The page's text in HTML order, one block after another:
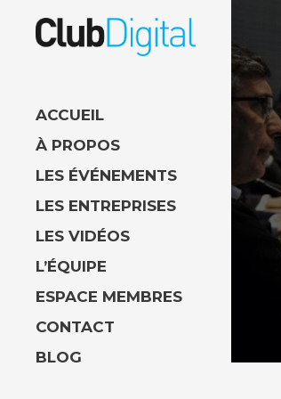
ACCUEIL
À PROPOS
LES ÉVÉNEMENTS
LES ENTREPRISES
LES VIDÉOS
L’ÉQUIPE
ESPACE MEMBRES
CONTACT
BLOG